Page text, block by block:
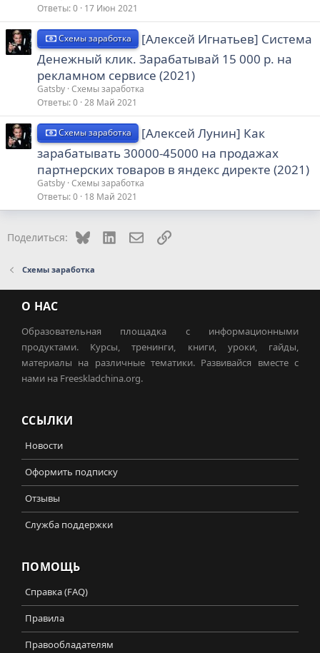
Ответы 0 17 Июн 2021
Схемы заработка
[Алексей Игнатьев] Система
Денежный клик. Зарабатывай 15 000 р. на
рекламном сервисе (2021)
Gatsby Схемы заработка
Ответы 0 28 Май 2021
Схемы заработка
[Алексей Лунин] Как
зарабатывать 30000-45000 на продажах
партнерских товаров в яндекс директе (2021)
Gatsby Схемы заработка
Ответы 0 18 Май 2021
Поделиться: Bluesky LinkedInЭлектронная почта
Ссылка
Схемы заработка
О НАС
Образовательная площадка с информационными
продуктами. Курсы, тренинги, книги, уроки, гайды,
материалы на различные тематики. Развивайся вместе с
нами на Freeskladchina.org.
ССЫЛКИ
Новости
Оформить подписку
Отзывы
Служба поддержки
ПОМОЩЬ
Справка (FAQ)
Правила
Правообладателям